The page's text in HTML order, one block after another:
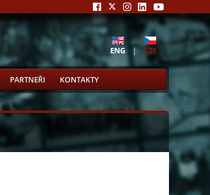
ENG | CZE
PARTNEŘI KONTAKTY